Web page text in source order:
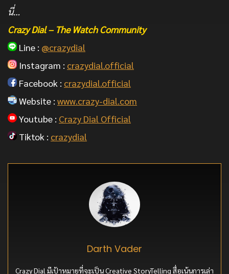
นี่…
Crazy Dial – The Watch Community
Line : @crazydial
Instagram : crazydial.official
Facebook : crazydial.official
Website : www.crazy-dial.com
Youtube : Crazy Dial Official
Tiktok : crazydial
Darth Vader
Crazy Dial มีเป้าหมายที่จะเป็น Creative StoryTelling สื่อเน้นการเล่า